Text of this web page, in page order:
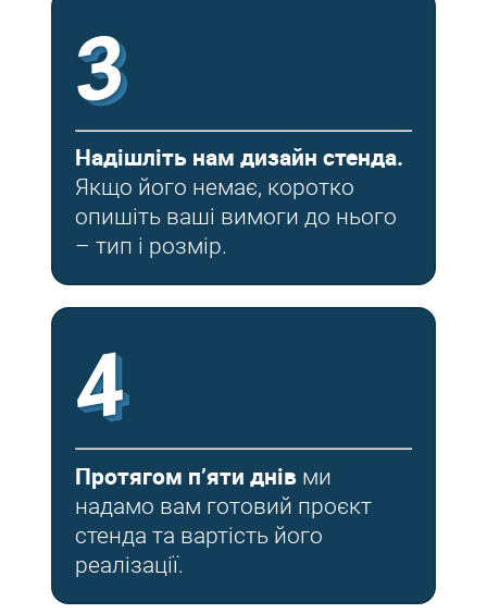
3
Надішліть нам дизайн стенда.
Якщо його немає, коротко
опишіть ваші вимоги до нього
– тип і розмір.
4
Протягом п’яти днів ми
надамо вам готовий проєкт
стенда та вартість його
реалізації.